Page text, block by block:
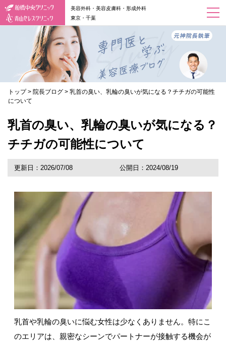
美容外科・美容皮膚科・形成外科
東京・千葉
トップ > 院長ブログ > 乳首の臭い、乳輪の臭いが気になる？チチガの可能性
について
乳首の臭い、乳輪の臭いが気になる？
チチガの可能性について
更新日：2026/07/08 公開日：2024/08/19
乳首や乳輪の臭いに悩む女性は少なくありません。特にこ
のエリアは、親密なシーンでパートナーが接触する機会が